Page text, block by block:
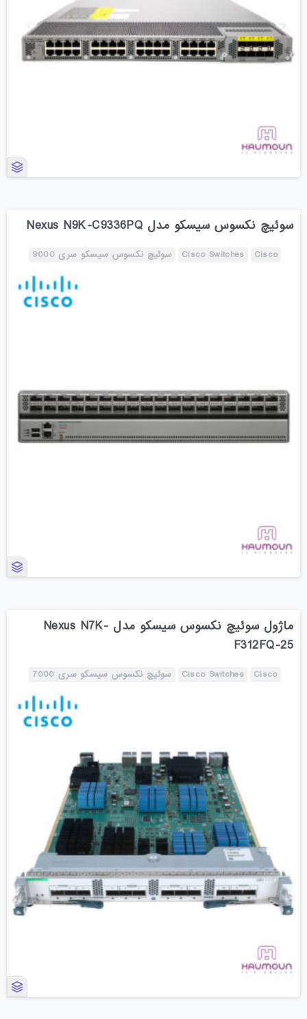
سوئیچ نکسوس سیسکو مدل Nexus N9K-C9336PQ
Cisco
Cisco Switches سوئیچ نکسوس سیسکو سری 9000
ماژول سوئیچ نکسوس سیسکو مدل Nexus N7K-
F312FQ-25
Cisco
Cisco Switches سوئیچ نکسوس سیسکو سری 7000